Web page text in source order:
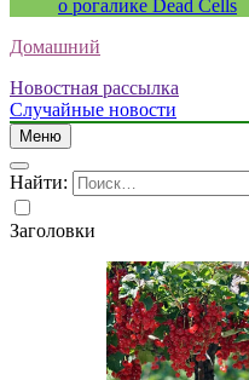
о рогалике Dead Cells
Домашний
Новостная рассылка
Случайные новости
Меню
Найти:
Заголовки